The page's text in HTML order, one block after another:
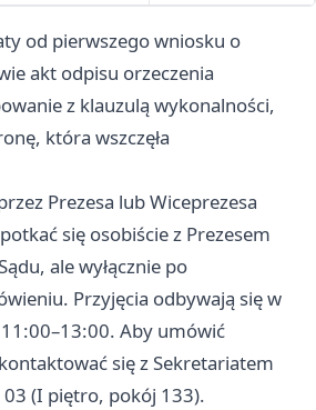
od pierwszego wniosku o
akt odpisu orzeczenia
z klauzulą wykonalności,
która wszczęła
Prezesa lub Wiceprezesa
się osobiście z Prezesem
ale wyłącznie po
Przyjęcia odbywają się w
Aby umówić
się z Sekretariatem
03 (I piętro, pokój 133).